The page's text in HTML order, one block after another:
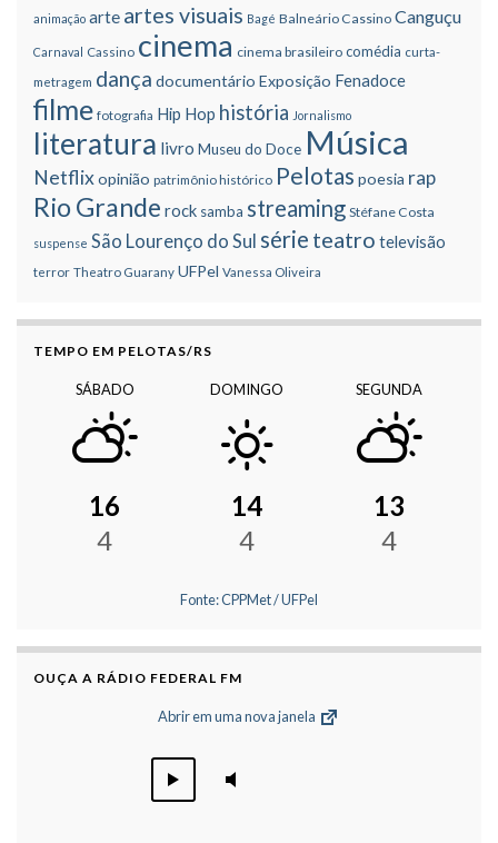
animação arte artes visuais Bagé Balneário Cassino Canguçu
Carnaval Cassino cinema cinema brasileiro comédia curta-
metragem dança documentário Exposição Fenadoce
filme fotografia Hip Hop história Jornalismo
literatura livro Museu do Doce Música
Netflixopinião patrimônio histórico Pelotas poesia rap
Rio Grande rock samba streaming Stéfane Costa
suspense São Lourenço do Sul série teatro televisão
terror Theatro Guarany UFPel Vanessa Oliveira
TEMPO EM PELOTAS/RS
SÁBADO
16
4
DOMINGO
14
4
SEGUNDA
13
4
Fonte: CPPMet / UFPel
OUÇA A RÁDIO FEDERAL FM
Abrir em uma nova janela